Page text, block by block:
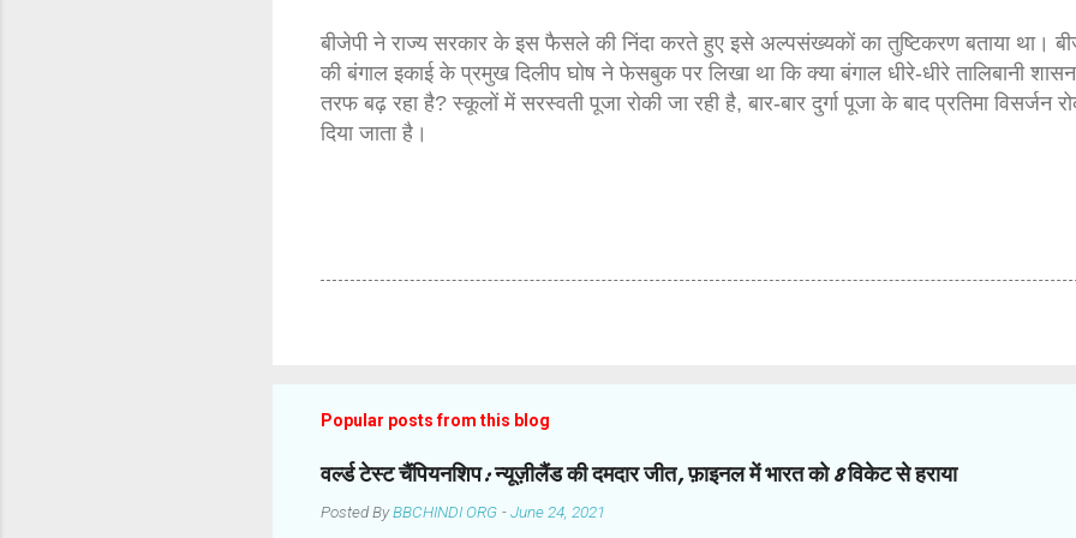
बीजेपी ने राज्य सरकार के इस फैसले की निंदा करते हुए इसे अल्पसंख्यकों का तुष्टिकरण बताया था।
की बंगाल इकाई के प्रमुख दिलीप घोष ने फेसबुक पर लिखा था कि क्या बंगाल धीरे-धीरे तालिबानी
तरफ बढ़ रहा है? स्कूलों में सरस्वती पूजा रोकी जा रही है, बार-बार दुर्गा पूजा के बाद प्रतिमा विसर्जन
दिया जाता है।
Popular posts from this blog
वर्ल्ड टेस्ट चैंपियनशिप: न्यूज़ीलैंड की दमदार जीत, फ़ाइनल में भारत को 8 विकेट से हराया
Posted ByBBCHINDI ORG -June 24, 2021